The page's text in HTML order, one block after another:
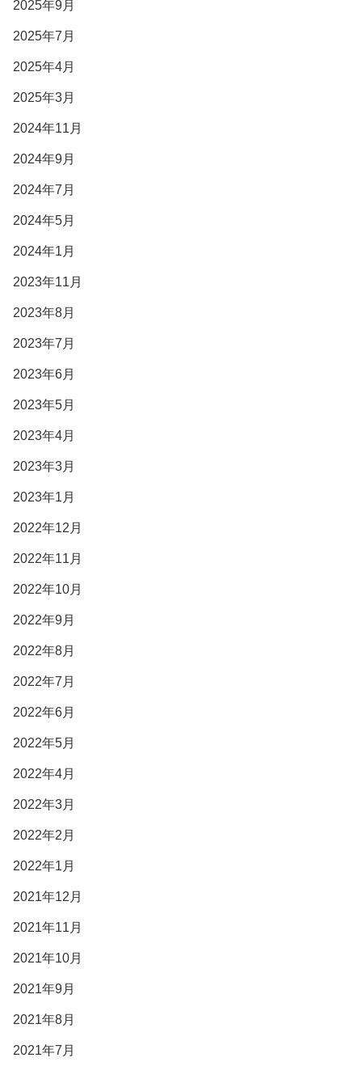
2025年9月
2025年7月
2025年4月
2025年3月
2024年11月
2024年9月
2024年7月
2024年5月
2024年1月
2023年11月
2023年8月
2023年7月
2023年6月
2023年5月
2023年4月
2023年3月
2023年1月
2022年12月
2022年11月
2022年10月
2022年9月
2022年8月
2022年7月
2022年6月
2022年5月
2022年4月
2022年3月
2022年2月
2022年1月
2021年12月
2021年11月
2021年10月
2021年9月
2021年8月
2021年7月